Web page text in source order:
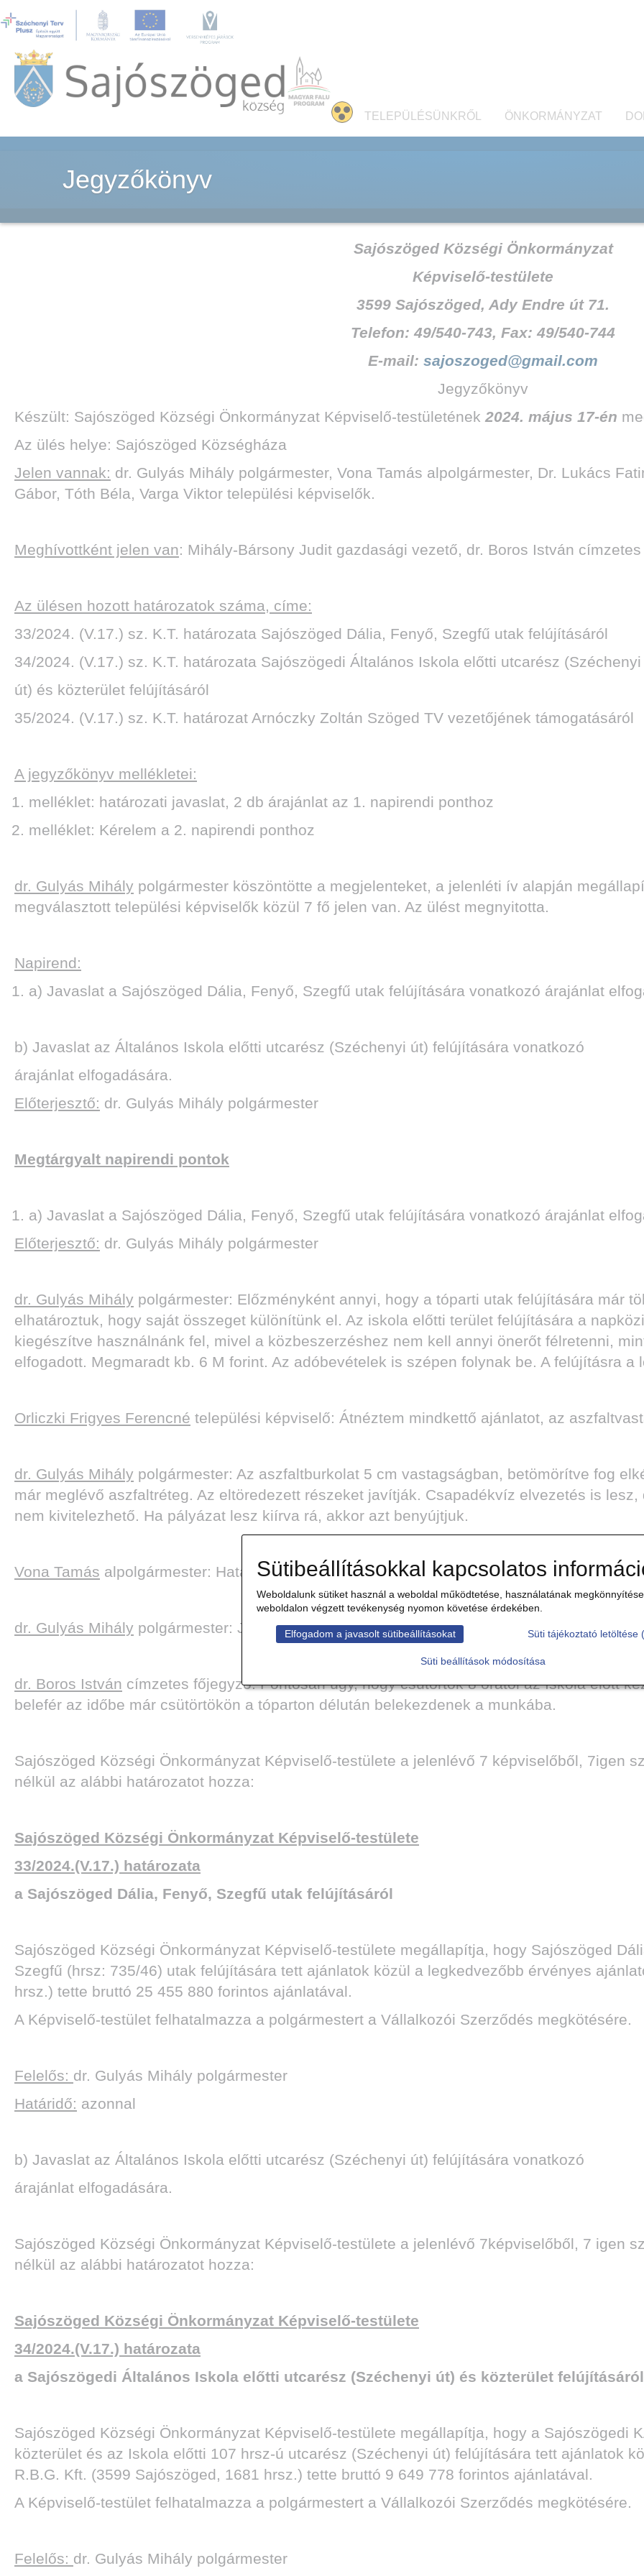
TELEPÜLÉSÜNKRŐL ÖNKORMÁNYZAT
Jegyzőkönyv
Sajószöged Községi Önkormányzat
Képviselő-testülete
3599 Sajószöged, Ady Endre út 71.
Telefon: 49/540-743, Fax: 49/540-744
E-mail: sajoszoged@gmail.com
Jegyzőkönyv
Készült: Sajószöged Községi Önkormányzat Képviselő-testületének 2024. május 17-én
Az ülés helye: Sajószöged Községháza
Jelen vannak: dr. Gulyás Mihály polgármester, Vona Tamás alpolgármester, Dr. Lukács
Gábor, Tóth Béla, Varga Viktor települési képviselők.
Meghívottként jelen van: Mihály-Bársony Judit gazdasági vezető, dr. Boros István
Az ülésen hozott határozatok száma, címe:
33/2024. (V.17.) sz. K.T. határozata Sajószöged Dália, Fenyő, Szegfű utak felújításáról
34/2024. (V.17.) sz. K.T. határozata Sajószögedi Általános Iskola előtti utcarész (Széchenyi
út) és közterület felújításáról
35/2024. (V.17.) sz. K.T. határozat Arnóczky Zoltán Szöged TV vezetőjének támogatásáról
A jegyzőkönyv mellékletei:
melléklet: határozati javaslat, 2 db árajánlat az 1. napirendi ponthoz
melléklet: Kérelem a 2. napirendi ponthoz
dr. Gulyás Mihály polgármester köszöntötte a megjelenteket, a jelenléti ív alapján
megválasztott települési képviselők közül 7 fő jelen van. Az ülést megnyitotta.
Napirend:
a) Javaslat a Sajószöged Dália, Fenyő, Szegfű utak felújítására vonatkozó árajánlat
b) Javaslat az Általános Iskola előtti utcarész (Széchenyi út) felújítására vonatkozó
árajánlat elfogadására.
Előterjesztő: dr. Gulyás Mihály polgármester
Megtárgyalt napirendi pontok
a) Javaslat a Sajószöged Dália, Fenyő, Szegfű utak felújítására vonatkozó árajánlat
Előterjesztő: dr. Gulyás Mihály polgármester
dr. Gulyás Mihály polgármester: Előzményként annyi, hogy a tóparti utak felújítására már
elhatároztuk, hogy saját összeget különítünk el. Az iskola előtti terület felújítására a
kiegészítve használnánk fel, mivel a közbeszerzéshez nem kell annyi önerőt félretenni,
elfogadott. Megmaradt kb. 6 M forint. Az adóbevételek is szépen folynak be. A felújításra
Orliczki Frigyes Ferencné települési képviselő: Átnéztem mindkettő ajánlatot, az
dr. Gulyás Mihály polgármester: Az aszfaltburkolat 5 cm vastagságban, betömörítve fog
már meglévő aszfaltréteg. Az eltöredezett részeket javítják. Csapadékvíz elvezetés is
nem kivitelezhető. Ha pályázat lesz kiírva rá, akkor azt benyújtjuk.
Vona Tamás alpolgármester: Határidők vannak-e?
dr. Gulyás Mihály polgármester: Jelen pillanatban úgy tervezzük, hogy jövő héten
dr. Boros István címzetes főjegyző: Pontosan úgy, hogy csütörtök 8 órától az Iskola előtt
belefér az időbe már csütörtökön a tóparton délután belekezdenek a munkába.
Sajószöged Községi Önkormányzat Képviselő-testülete a jelenlévő 7 képviselőből, 7igen
nélkül az alábbi határozatot hozza:
Sajószöged Községi Önkormányzat Képviselő-testülete
33/2024.(V.17.) határozata
a Sajószöged Dália, Fenyő, Szegfű utak felújításáról
Sajószöged Községi Önkormányzat Képviselő-testülete megállapítja, hogy Sajószöged
Szegfű (hrsz: 735/46) utak felújítására tett ajánlatok közül a legkedvezőbb érvényes
hrsz.) tette bruttó 25 455 880 forintos ajánlatával.
A Képviselő-testület felhatalmazza a polgármestert a Vállalkozói Szerződés megkötésére.
Felelős: dr. Gulyás Mihály polgármester
Határidő: azonnal
b) Javaslat az Általános Iskola előtti utcarész (Széchenyi út) felújítására vonatkozó
árajánlat elfogadására.
Sajószöged Községi Önkormányzat Képviselő-testülete a jelenlévő 7képviselőből, 7 igen
nélkül az alábbi határozatot hozza:
Sajószöged Községi Önkormányzat Képviselő-testülete
34/2024.(V.17.) határozata
a Sajószögedi Általános Iskola előtti utcarész (Széchenyi út) és közterület felújításáról
Sajószöged Községi Önkormányzat Képviselő-testülete megállapítja, hogy a Sajószögedi
közterület és az Iskola előtti 107 hrsz-ú utcarész (Széchenyi út) felújítására tett ajánlatok
R.B.G. Kft. (3599 Sajószöged, 1681 hrsz.) tette bruttó 9 649 778 forintos ajánlatával.
A Képviselő-testület felhatalmazza a polgármestert a Vállalkozói Szerződés megkötésére.
Felelős: dr. Gulyás Mihály polgármester
Sütibeállításokkal kapcsolatos
Weboldalunk sütiket használ a weboldal működtetése, használatának
weboldalon végzett tevékenység nyomon követése érdekében.
Elfogadom a javasolt sütibeállításokat Süti tájékoztató letöltése
Süti beállítások módosítása